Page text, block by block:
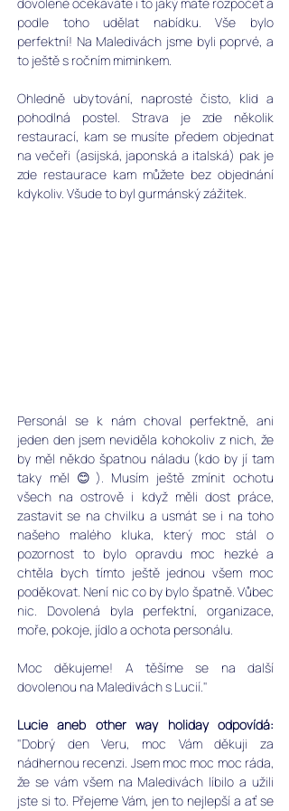
podle toho udělat nabídku. Vše bylo
perfektní! Na Maledivách jsme byli poprvé, a
to ještě s ročním miminkem.
Ohledně ubytování, naprosté čisto, klid a
pohodlná postel. Strava je zde několik
restaurací, kam se musíte předem objednat
na večeři (asijská, japonská a italská) pak je
zde restaurace kam můžete bez objednání
kdykoliv. Všude to byl gurmánský zážitek.
Personál se k nám choval perfektně, ani
jeden den jsem neviděla kohokoliv z nich, že
by měl někdo špatnou náladu (kdo by jí tam
taky měl 😊). Musím ještě zmínit ochotu
všech na ostrově i když měli dost práce,
zastavit se na chvilku a usmát se i na toho
našeho malého kluka, který moc stál o
pozornost to bylo opravdu moc hezké a
chtěla bych tímto ještě jednou všem moc
poděkovat. Není nic co by bylo špatně. Vůbec
nic. Dovolená byla perfektní, organizace,
moře, pokoje, jídlo a ochota personálu.
Moc děkujeme! A těšíme se na další
dovolenou na Maledivách s Lucií."
Lucie aneb other way holiday odpovídá:
"Dobrý den Veru, moc Vám děkuji za
nádhernou recenzi. Jsem moc moc moc ráda,
že se vám všem na Maledivách líbilo a užili
jste si to. Přejeme Vám, jen to nejlepší a ať se